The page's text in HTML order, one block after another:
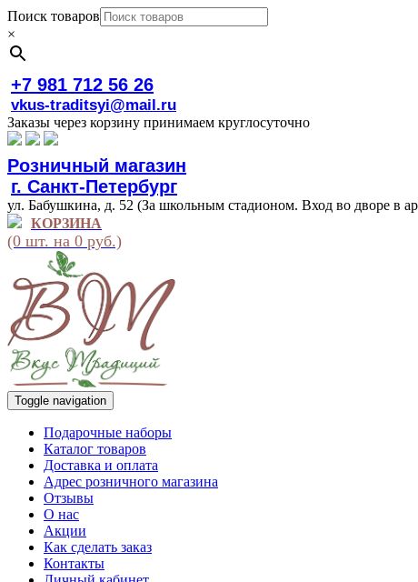
Поиск товаров
×
+7 981 712 56 26
vkus-traditsyi@mail.ru
Заказы через корзину принимаем круглосуточно
Розничный магазин
г. Санкт-Петербург
ул. Бабушкина, д. 52 (За школьным стадионом. Вход во дворе в
КОРЗИНА
(0 шт. на 0 руб.)
Toggle navigation
Подарочные наборы
Каталог товаров
Доставка и оплата
Адрес розничного магазина
Отзывы
О нас
Акции
Как сделать заказ
Контакты